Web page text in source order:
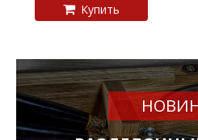
Купить